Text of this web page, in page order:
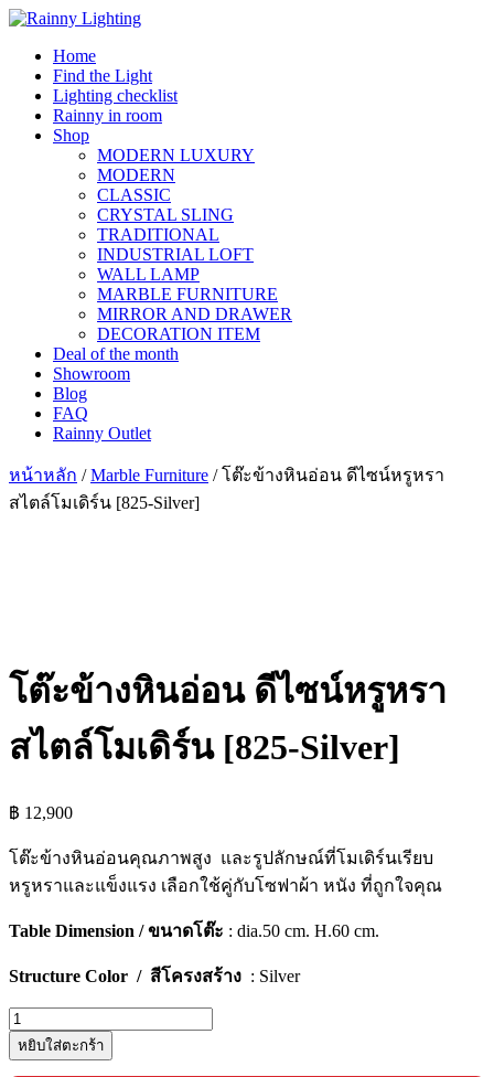
Skip
contentHome
Find the Light
Lighting checklist
Rainny in room
Shop
MODERN LUXURY
MODERN
CLASSIC
CRYSTAL SLING
TRADITIONAL
INDUSTRIAL LOFT
WALL LAMP
MARBLE FURNITURE
MIRROR AND DRAWER
DECORATION ITEM
Deal of the month
Showroom
Blog
FAQ
Rainny Outlet
หน้าหลัก /Marble Furniture / โต๊ะข้างหินอ่อน ดีไซน์หรูหรา
สไตล์โมเดิร์น [825-Silver]
โต๊ะข้างหินอ่อน ดีไซน์หรูหรา
สไตล์โมเดิร์น [825-Silver]
฿ 12,900
โต๊ะข้างหินอ่อนคุณภาพสูง และรูปลักษณ์ที่โมเดิร์นเรียบ
หรูหราและแข็งแรง เลือกใช้คู่กับโซฟาผ้า หนัง ที่ถูกใจคุณ
Table Dimension / ขนาดโต๊ะ : dia.50 cm. H.60 cm.
Structure Color / สีโครงสร้าง : Silver
จำนวน
โต๊ะ
หยิบใส่ตะกร้า